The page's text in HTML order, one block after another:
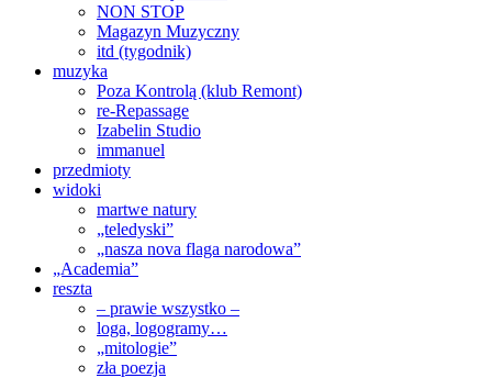
NON STOP
Magazyn Muzyczny
itd (tygodnik)
muzyka
Poza Kontrolą (klub Remont)
re-Repassage
Izabelin Studio
immanuel
przedmioty
widoki
martwe natury
„teledyski”
„nasza nova flaga narodowa”
„Academia”
reszta
– prawie wszystko –
loga, logogramy…
„mitologie”
zła poezja